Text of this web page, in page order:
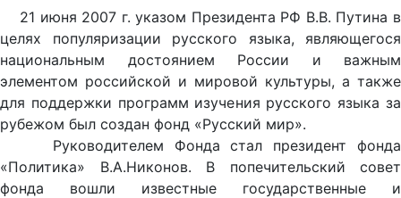
21 июня 2007 г. указом Президента РФ В.В. Путина в
целях популяризации русского языка, являющегося
национальным достоянием России и важным
элементом российской и мировой культуры, а также
для поддержки программ изучения русского языка за
рубежом был создан фонд «Русский мир».
Руководителем Фонда стал президент фонда
«Политика» В.А.Никонов. В попечительский совет
фонда вошли известные государственные и